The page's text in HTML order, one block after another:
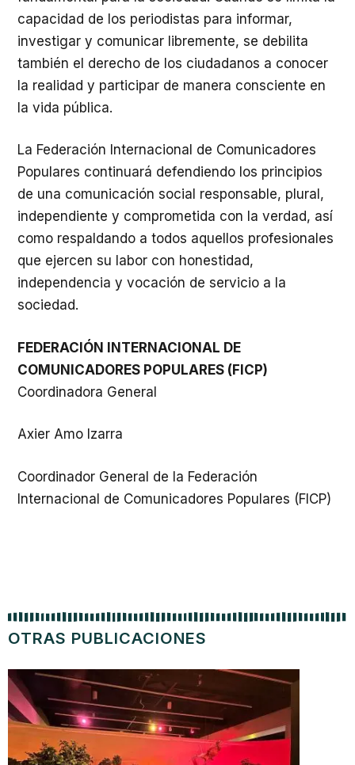
capacidad de los periodistas para informar,
investigar y comunicar libremente, se debilita
también el derecho de los ciudadanos a conocer
la realidad y participar de manera consciente en
la vida pública.
La Federación Internacional de Comunicadores
Populares continuará defendiendo los principios
de una comunicación social responsable, plural,
independiente y comprometida con la verdad, así
como respaldando a todos aquellos profesionales
que ejercen su labor con honestidad,
independencia y vocación de servicio a la
sociedad.
FEDERACIÓN INTERNACIONAL DE
COMUNICADORES POPULARES (FICP)
Coordinadora General
Axier Amo Izarra
Coordinador General de la Federación
Internacional de Comunicadores Populares (FICP)
OTRAS PUBLICACIONES